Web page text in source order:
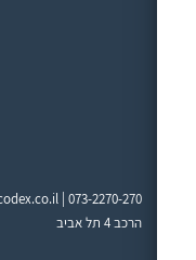
info@codex.co.il |073-2270-270